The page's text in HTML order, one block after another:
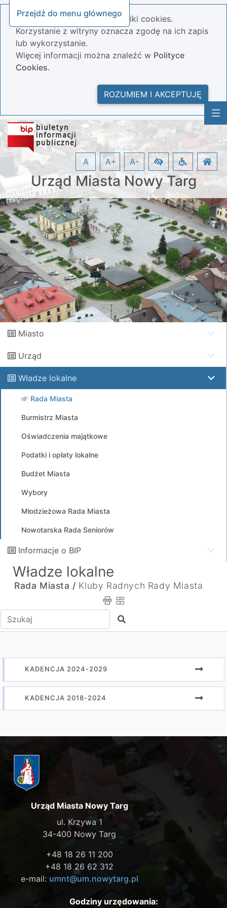
Przejdź do menu głównego
Nasza strona wykorzystuje pliki cookies.
Korzystanie z witryny oznacza zgodę na ich zapis
lub wykorzystanie.
Więcej informacji można znaleźć w Polityce
Cookies.
ROZUMIEM I AKCEPTUJĘ
Urząd Miasta Nowy Targ
A A+ A-
Miasto
Urząd
Władze lokalne
Rada Miasta
Burmistrz Miasta
Oświadczenia majątkowe
Podatki i opłaty lokalne
Budżet Miasta
Wybory
Młodzieżowa Rada Miasta
Nowotarska Rada Seniorów
Informacje o BIP
Władze lokalne
Rada Miasta / Kluby Radnych Rady Miasta
Wpisz tekst do wyszukania Szukaj
KADENCJA 2024-2029
KADENCJA 2018-2024
Urząd Miasta Nowy Targ
ul. Krzywa 1
34-400 Nowy Targ
+48 18 26 11 200
+48 18 26 62 312
e-mail: umnt@um.nowytarg.pl
Godziny urzędowania: